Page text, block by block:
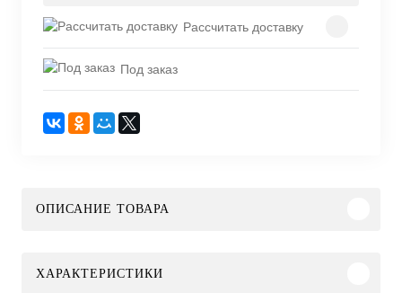
Рассчитать доставку
Под заказ
ОПИСАНИЕ ТОВАРА
ХАРАКТЕРИСТИКИ